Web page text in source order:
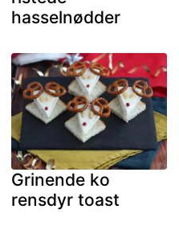
hasselnødder
Grinende ko
rensdyr toast